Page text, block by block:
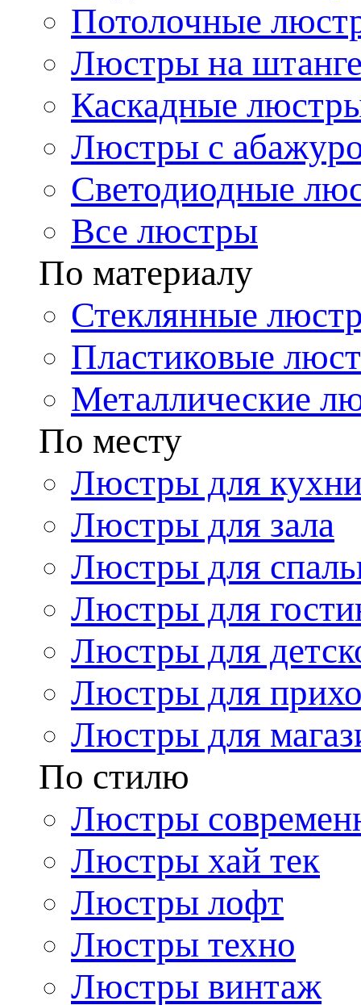
Потолочные
Люстры на
Каскадные
Люстры с
Светодиодные
Все люстры
По материалу
Стеклянные
Пластиковые
Металлические
По месту
Люстры для
Люстры для зала
Люстры для
Люстры для
Люстры для
Люстры для
Люстры для
По стилю
Люстры
Люстры хай тек
Люстры лофт
Люстры техно
Люстры винтаж